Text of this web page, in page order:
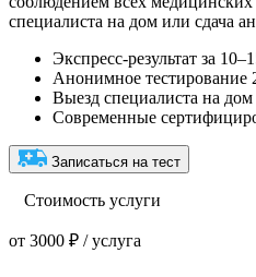
специалиста на дом или сдача
Экспресс-результат за
Анонимное тестирование
Выезд специалиста на дом
Современные
Записаться на тест
Стоимость услуги
от 3000 ₽ / услуга